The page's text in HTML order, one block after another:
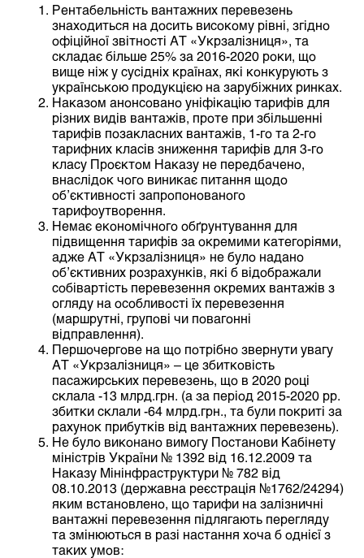
Рентабельність вантажних перевезень
знаходиться на досить високому рівні, згідно
офіційної звітності АТ «Укрзалізниця», та
складає більше 25% за 2016-2020 роки, що
вище ніж у сусідніх країнах, які конкурують з
українською продукцією на зарубіжних ринках.
Наказом анонсовано уніфікацію тарифів для
різних видів вантажів, проте при збільшенні
тарифів позакласних вантажів, 1-го та 2-го
тарифних класів зниження тарифів для 3-го
класу Проєктом Наказу не передбачено,
внаслідок чого виникає питання щодо
об’єктивності запропонованого
тарифоутворення.
Немає економічного обґрунтування для
підвищення тарифів за окремими категоріями,
адже АТ «Укрзалізниця» не було надано
об’єктивних розрахунків, які б відображали
собівартість перевезення окремих вантажів з
огляду на особливості їх перевезення
(маршрутні, групові чи повагонні
відправлення).
Першочергове на що потрібно звернути увагу
АТ «Укрзалізниця» – це збитковість
пасажирських перевезень, що в 2020 році
склала -13 млрд.грн. (а за період 2015-2020 рр.
збитки склали -64 млрд.грн., та були покриті за
рахунок прибутків від вантажних перевезень).
Не було виконано вимогу Постанови Кабінету
міністрів України № 1392 від 16.12.2009 та
Наказу Мінінфраструктури № 782 від
08.10.2013 (державна реєстрація №1762/24294)
яким встановлено, що тарифи на залізничні
вантажні перевезення підлягають перегляду
та змінюються в разі настання хоча б однієї з
таких умов: